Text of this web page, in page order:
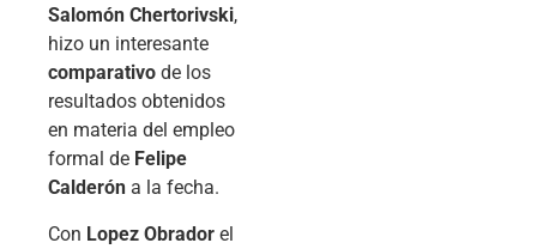
Salomón Chertorivski,
hizo un interesante
comparativo de los
resultados obtenidos
en materia del empleo
formal de Felipe
Calderón a la fecha.
Con Lopez Obrador el